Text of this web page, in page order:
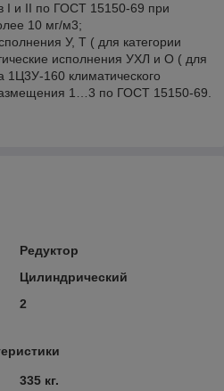
по ГОСТ 15150-69 при
10 мг/м3;
У, Т ( для категории
исполнения УХЛ и О ( для
1Ц3У-160 климатического
1…3 по ГОСТ 15150-69.
Редуктор
Цилиндрический
2
335 кг.